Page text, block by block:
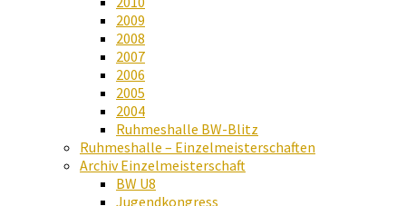
2009
2008
2007
2006
2005
2004
Ruhmeshalle BW-Blitz
Ruhmeshalle – Einzelmeisterschaften
Archiv Einzelmeisterschaft
BW U8
Jugendkongress